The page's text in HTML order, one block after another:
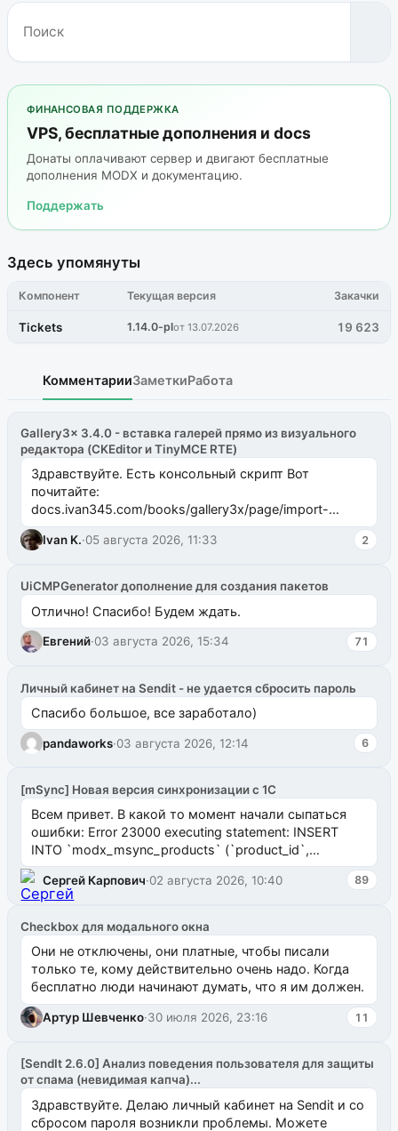
ФИНАНСОВАЯ ПОДДЕРЖКА
VPS, бесплатные дополнения и docs
Донаты оплачивают сервер и двигают бесплатные
дополнения MODX и документацию.
Поддержать
Здесь упомянуты
Компонент Текущая версия Закачки
Tickets 1.14.0-plот 13.07.2026 19 623
КомментарииЗаметкиРабота
Gallery3x 3.4.0 - вставка галерей прямо из визуального
редактора (CKEditor и TinyMCE RTE)
Здравствуйте. Есть консольный скрипт Вот
почитайте:
docs.ivan345.com/books/gallery3x/page/import-
ms2galleryphp
Ivan K.·05 августа 2026, 11:33 2
UiCMPGenerator дополнение для создания пакетов
Отлично! Спасибо! Будем ждать.
Евгений·03 августа 2026, 15:34 71
Личный кабинет на Sendit - не удается сбросить пароль
Спасибо большое, все заработало)
pandaworks·03 августа 2026, 12:14 6
[mSync] Новая версия синхронизации с 1С
Всем привет. В какой то момент начали сыпаться
ошибки: Error 23000 executing statement: INSERT
INTO `modx_msync_products` (`product_id`,
`uuid_1c`) VALUES ...
Сергей Карпович·02 августа 2026, 10:40 89
Checkbox для модального окна
Они не отключены, они платные, чтобы писали
только те, кому действительно очень надо. Когда
бесплатно люди начинают думать, что я им должен.
Артур Шевченко·30 июля 2026, 23:16 11
[SendIt 2.6.0] Анализ поведения пользователя для защиты
от спама (невидимая капча)...
Здравствуйте. Делаю личный кабинет на Sendit и со
сбросом пароля возникли проблемы. Можете